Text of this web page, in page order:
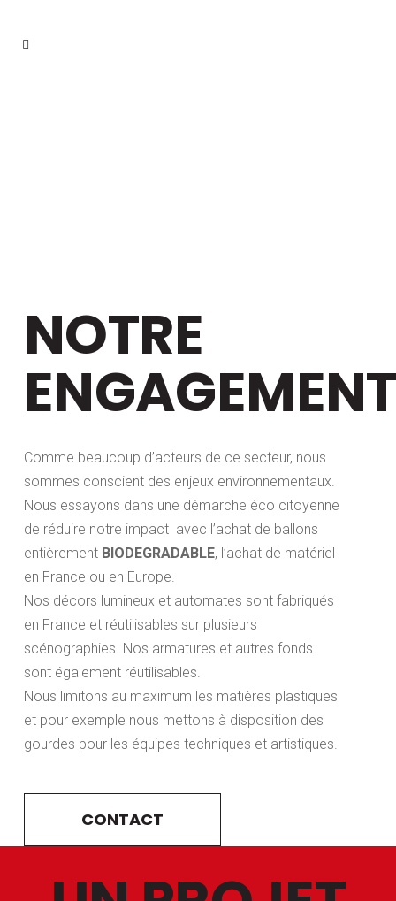
NOTRE
Comme beaucoup d’acteurs de ce secteur, nous
sommes conscient des enjeux environnementaux.
Nous essayons dans une démarche éco citoyenne
de réduire notre impact avec l’achat de ballons
entièrement BIODEGRADABLE, l’achat de matériel
en France ou en Europe.
Nos décors lumineux et automates sont fabriqués
en France et réutilisables sur plusieurs
scénographies. Nos armatures et autres fonds
sont également réutilisables.
Nous limitons au maximum les matières plastiques
et pour exemple nous mettons à disposition des
gourdes pour les équipes techniques et artistiques.
CONTACT